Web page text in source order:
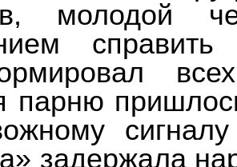
молодой
парню
задержала